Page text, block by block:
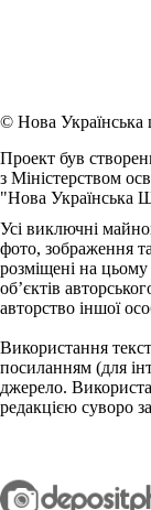
© Нова Українська
Проект був
з Міністерством
"Нова Українська
Усі виключні
фото, зображення
розміщені на
об’єктів
авторство іншої
Використання
посиланням (для
джерело.
редакцією суворо